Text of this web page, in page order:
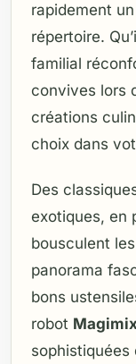
rapidement
répertoire.
familial
convives lors
créations
choix dans
Des
exotiques, en
bousculent
panorama
bons
robot
sophistiquées